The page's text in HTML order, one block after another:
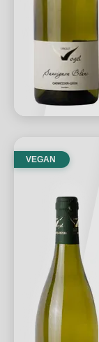
VEGAN